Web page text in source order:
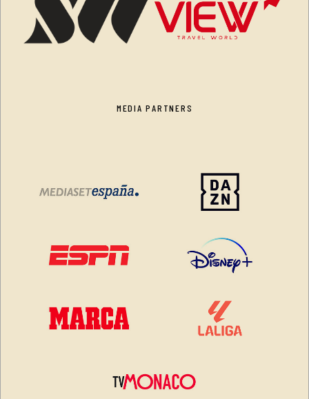
MEDIA PARTNERS